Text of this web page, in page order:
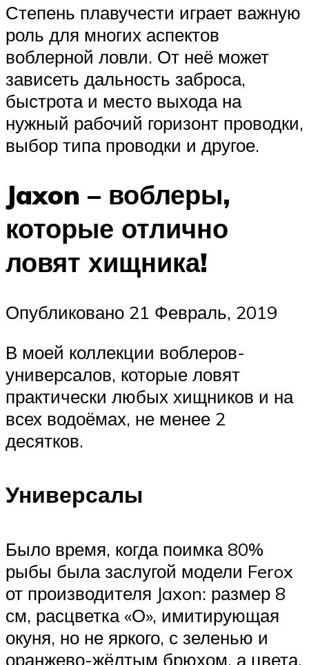
Степень плавучести играет важную
роль для многих аспектов
воблерной ловли. От неё может
зависеть дальность заброса,
быстрота и место выхода на
нужный рабочий горизонт проводки,
выбор типа проводки и другое.
Jaxon – воблеры,
которые отлично
ловят хищника!
Опубликовано 21 Февраль, 2019
В моей коллекции воблеров-
универсалов, которые ловят
практически любых хищников и на
всех водоёмах, не менее 2
десятков.
Универсалы
Было время, когда поимка 80%
рыбы была заслугой модели Ferox
от производителя Jaxon: размер 8
см, расцветка «О», имитирующая
окуня, но не яркого, с зеленью и
оранжево-жёлтым брюхом, а цвета,